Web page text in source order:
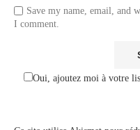
Save my name, email, and
I comment.
Oui, ajoutez moi à votre